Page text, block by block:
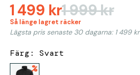
1 499 kr1 999 kr
Så länge lagret räcker
Lägsta pris senaste 30 dagarna: 1 499 kr
Färg: Svart
%